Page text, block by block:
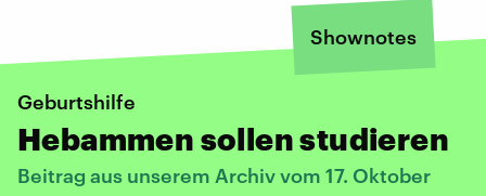
Shownotes
Geburtshilfe
Hebammen sollen studieren
Beitrag aus unserem Archiv vom 17. Oktober